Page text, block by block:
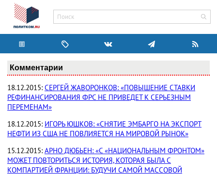
Комментарии
18.12.2015: СЕРГЕЙ ЖАВОРОНКОВ: «ПОВЫШЕНИЕ СТАВКИ
РЕФИНАНСИРОВАНИЯ ФРС НЕ ПРИВЕДЕТ К СЕРЬЕЗНЫМ
ПЕРЕМЕНАМ»
18.12.2015: ИГОРЬ ЮШКОВ: «СНЯТИЕ ЭМБАРГО НА ЭКСПОРТ
НЕФТИ ИЗ США НЕ ПОВЛИЯЕТСЯ НА МИРОВОЙ РЫНОК»
15.12.2015: АРНО ДЮБЬЕН: «С «НАЦИОНАЛЬНЫМ ФРОНТОМ»
МОЖЕТ ПОВТОРИТЬСЯ ИСТОРИЯ, КОТОРАЯ БЫЛА С
КОМПАРТИЕЙ ФРАНЦИИ: БУДУЧИ САМОЙ МАССОВОЙ